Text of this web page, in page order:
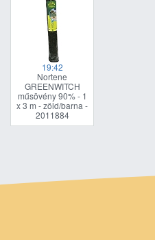
19:42
Nortene
GREENWITCH
műsövény 90% - 1
x 3 m - zöld/barna -
2011884